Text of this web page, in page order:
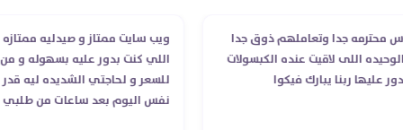
جدا وتعاملهم ذوق جدا
اللى لاقيت عنده الكبسولات
ربنا يبارك فيكوا
ويب سايت ممتاز و صيدليه ممتازه
اللي كنت بدور عليه بسهوله و من
للسعر و لحاجتي الشديده ليه قدر
نفس اليوم بعد ساعات من طلبي و